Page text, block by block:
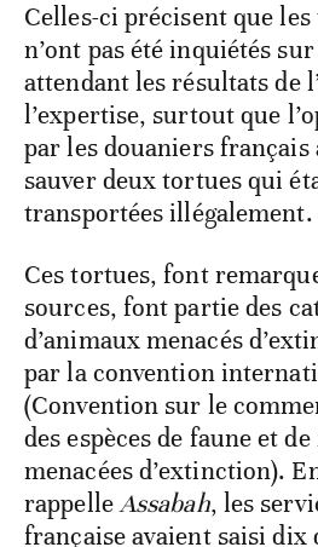
Celles-ci précisent que
n’ont pas été inquiétés
attendant les résultats de
l’expertise, surtout que
par les douaniers français
sauver deux tortues qui
transportées illégalement.
Ces tortues, font
sources, font partie des
d’animaux menacés
par la convention
(Convention sur le
des espèces de faune et
menacées d’extinction).
rappelleAssabah, les
française avaient saisi dix